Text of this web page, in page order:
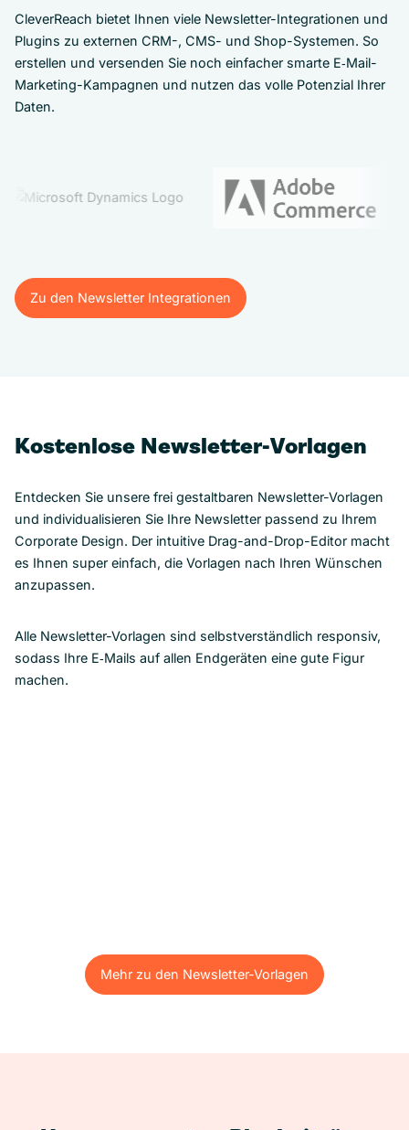
CleverReach bietet Ihnen viele Newsletter-Integrationen und
Plugins zu externen CRM-, CMS- und Shop-Systemen. So
erstellen und versenden Sie noch einfacher smarte E‑Mail-
Marketing-Kampagnen und nutzen das volle Potenzial Ihrer
Daten.
Zu den Newsletter Integrationen
Zu den Newsletter Integrationen
Kostenlose Newsletter-Vorlagen
Entdecken Sie unsere frei gestaltbaren Newsletter-Vorlagen
und individualisieren Sie Ihre Newsletter passend zu Ihrem
Corporate Design. Der intuitive Drag-and-Drop-Editor macht
es Ihnen super einfach, die Vorlagen nach Ihren Wünschen
anzupassen.
Alle Newsletter-Vorlagen sind selbstverständlich responsiv,
sodass Ihre E‑Mails auf allen Endgeräten eine gute Figur
machen.
Mehr zu den Newsletter-Vorlagen
Mehr zu den Newsletter-Vorlagen